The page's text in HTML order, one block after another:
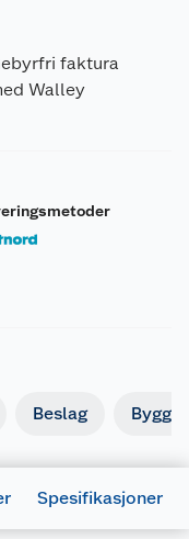
faktura
Walley
Beslag
Spesifikasjoner